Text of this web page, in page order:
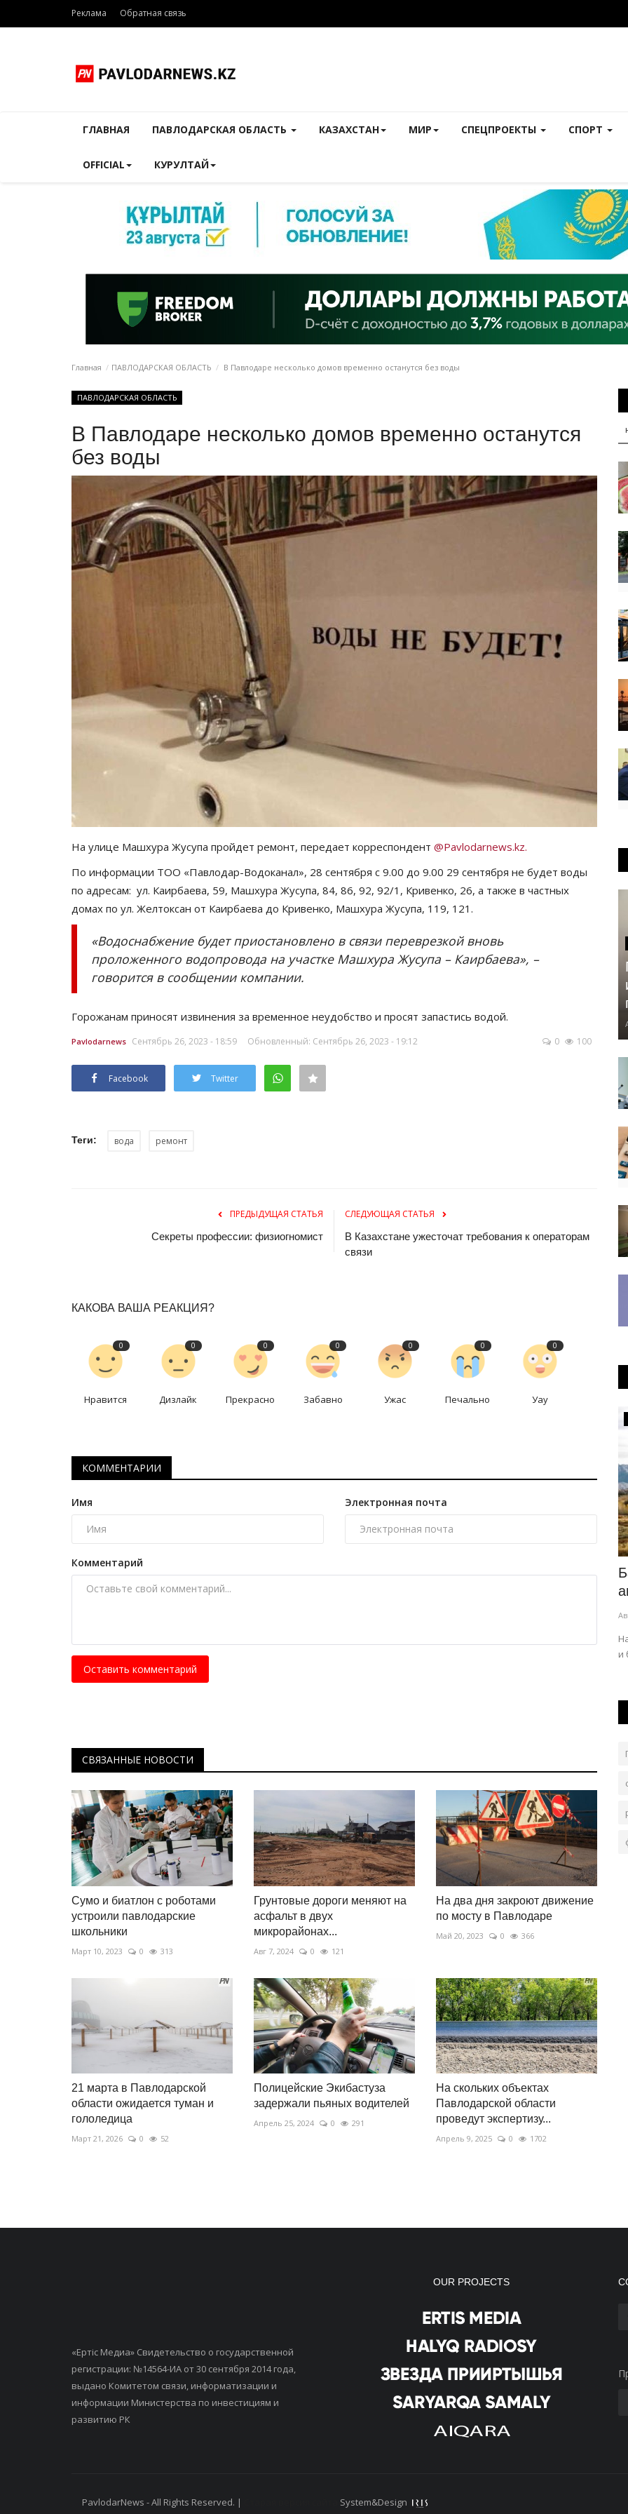
Реклама Обратная связь
ГЛАВНАЯ ПАВЛОДАРСКАЯ ОБЛАСТЬ КАЗАХСТАН МИР СПЕЦПРОЕКТЫ СПОРТ
OFFICIAL КУРУЛТАЙ
Главная ПАВЛОДАРСКАЯ ОБЛАСТЬ В Павлодаре несколько домов временно останутся без воды
ПАВЛОДАРСКАЯ ОБЛАСТЬ
В Павлодаре несколько домов временно останутся
без воды
На улице Машхура Жусупа пройдет ремонт, передает корреспондент @Pavlodarnews.kz.
По информации ТОО «Павлодар-Водоканал», 28 сентября с 9.00 до 9.00 29 сентября не будет воды
по адресам: ул. Каирбаева, 59, Машхура Жусупа, 84, 86, 92, 92/1, Кривенко, 26, а также в частных
домах по ул. Желтоксан от Каирбаева до Кривенко, Машхура Жусупа, 119, 121.
«Водоснабжение будет приостановлено в связи переврезкой вновь
проложенного водопровода на участке Машхура Жусупа – Каирбаева», –
говорится в сообщении компании.
Горожанам приносят извинения за временное неудобство и просят запастись водой.
Pavlodarnews Сентябрь 26, 2023 - 18:59 Обновленный: Сентябрь 26, 2023 - 19:12 0 100
Facebook Twitter
Теги: вода ремонт
ПРЕДЫДУЩАЯ СТАТЬЯ
Секреты профессии: физиогномист
СЛЕДУЮЩАЯ СТАТЬЯ
В Казахстане ужесточат требования к операторам
связи
КАКОВА ВАША РЕАКЦИЯ?
0
Нравится
0
Дизлайк
0
Прекрасно
0
Забавно
0
Ужас
0
Печально
0
Уау
КОММЕНТАРИИ
Имя Электронная почта
Комментарий
Оставить комментарий
СВЯЗАННЫЕ НОВОСТИ
Сумо и биатлон с роботами
устроили павлодарские
школьники
Март 10, 2023 0 313
Грунтовые дороги меняют на
асфальт в двух
микрорайонах...
Авг 7, 2024 0 121
На два дня закроют движение
по мосту в Павлодаре
Май 20, 2023 0 366
21 марта в Павлодарской
области ожидается туман и
гололедица
Март 21, 2026 0 52
Полицейские Экибастуза
задержали пьяных водителей
Апрель 25, 2024 0 291
На скольких объектах
Павлодарской области
проведут экспертизу...
Апрель 9, 2025 0 1702
В Баянауле исполнили музыку
боевого духа кочевников
изготовления древних инструментов,
Как павлодарцы смогут
и
«Ертiс Медиа» Свидетельство о государственной
регистрации: №14564-ИА от 30 сентября 2014 года,
выдано Комитетом связи, информатизации и
информации Министерства по инвестициям и
развитию РК
OUR PROJECTS
PavlodarNews - All Rights Reserved. | System&Design